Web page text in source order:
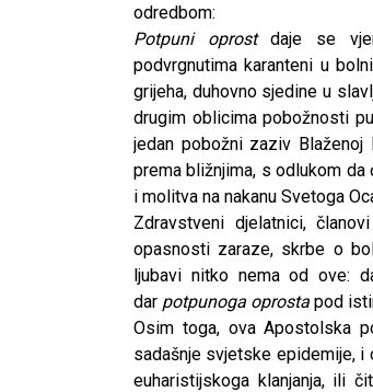
odredbom:
Potpuni oprostdaje se
podvrgnutima karanteni u
grijeha, duhovno sjedine u
drugim oblicima pobožnosti
jedan pobožni zaziv
prema bližnjima, s odlukom
i molitva na nakanu Svetoga
Zdravstveni djelatnici,
opasnosti zaraze, skrbe o
ljubavi nitko nema od ove:
dar potpunoga oprosta pod
Osim toga, ova Apostolska
sadašnje svjetske epidemije,
euharistijskoga klanjanja, ili
CNAK
Kad se